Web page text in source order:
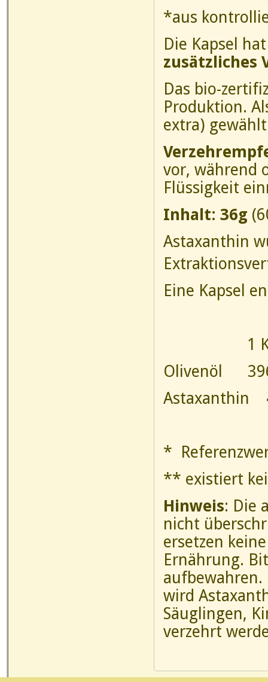
*aus
Die Kapsel
zusätzliches
Das bio-
Produktion.
extra)
vor, während
Flüssigkeit
Inhalt: 36g
Astaxanthin
Eine Kapsel
1 Kaps
Olivenöl
*
** existiert
Hinweis: Die
nicht
ersetzen
Ernährung.
aufbewahren.
wird
Säuglingen,
verzehrt